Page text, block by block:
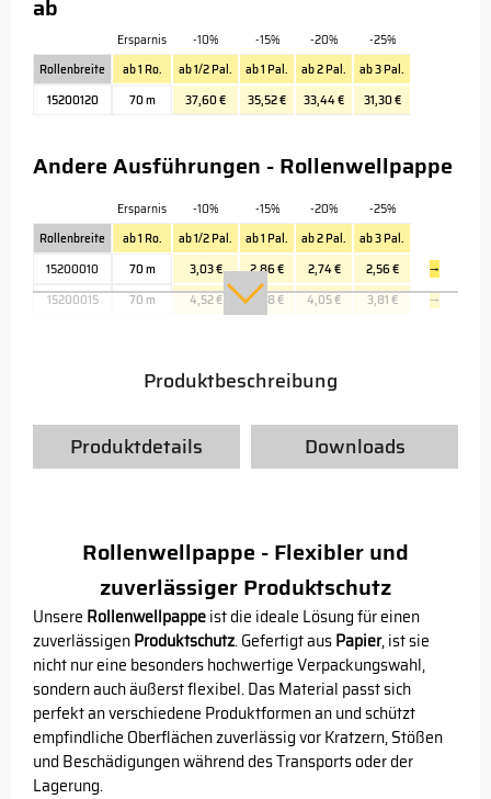
ab
Ersparnis -10% -15% -20%
-25%
Rollenbreite
ab 1 Ro. ab 1/2 Pal. ab 1 Pal. ab 2 Pal.
ab 3 Pal.
15200120
70 m 37,60 € 35,52 € 33,44 € 31,30 €
Andere Ausführungen - Rollenwellpappe
Ersparnis -10% -15% -20%
-25%
Rollenbreite
ab 1 Ro. ab 1/2 Pal. ab 1 Pal. ab 2 Pal.
ab 3 Pal.
15200010
70 m 3,03 € 2,86 € 2,74 € 2,56 €
→
15200015
70 m 4,52 € 4,28 € 4,05 € 3,81 € →
Produktbeschreibung
Produktdetails Downloads
Rollenwellpappe - Flexibler und
zuverlässiger Produktschutz
Unsere Rollenwellpappeist die ideale Lösung für einen
zuverlässigenProduktschutz. Gefertigt ausPapier, ist sie
nicht nur eine besonders hochwertige Verpackungswahl,
sondern auch äußerst flexibel. Das Material passt sich
perfekt an verschiedene Produktformen an und schützt
empfindliche Oberflächen zuverlässig vor Kratzern, Stößen
und Beschädigungen während des Transports oder der
Lagerung.